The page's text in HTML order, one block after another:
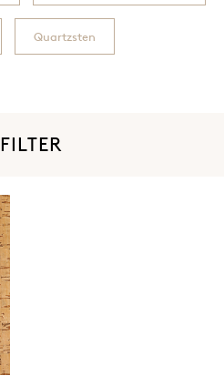
Quartzsten
FILTER